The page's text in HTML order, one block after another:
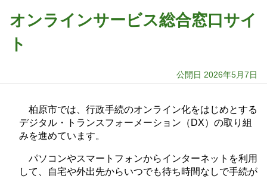
オンラインサービス総合窓口サイ
ト
公開日 2026年5月7日
柏原市では、行政手続のオンライン化をはじめとする
デジタル・トランスフォーメーション（DX）の取り組
みを進めています。
パソコンやスマートフォンからインターネットを利用
して、自宅や外出先からいつでも待ち時間なしで手続が